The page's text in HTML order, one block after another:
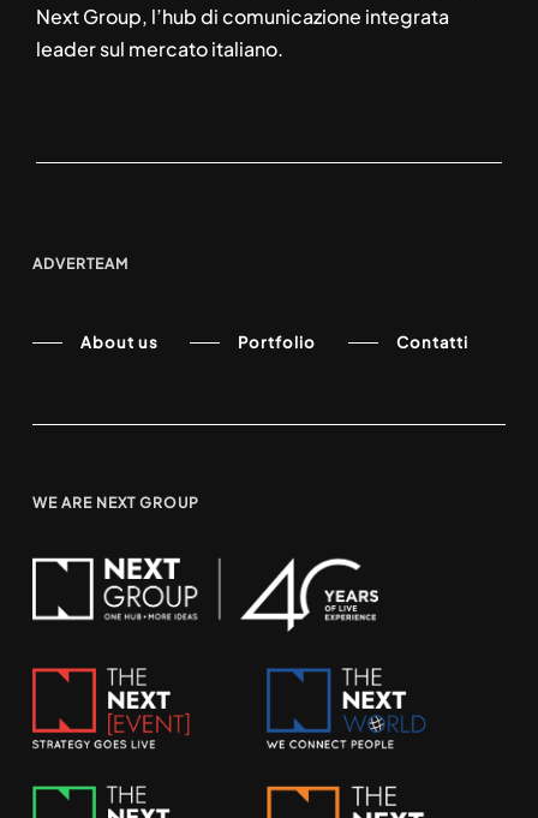
Next Group, l’hub di comunicazione integrata
leader sul mercato italiano.
ADVERTEAM
About us Portfolio Contatti
WE ARE NEXT GROUP